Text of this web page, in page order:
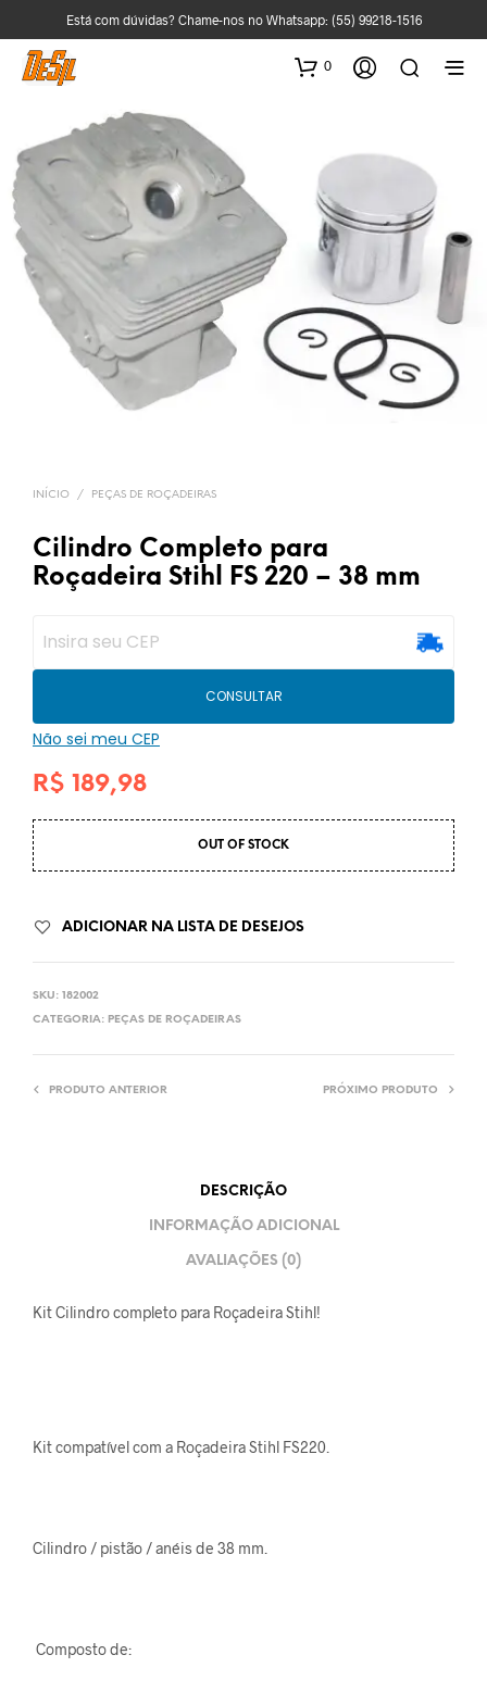
Está com dúvidas? Chame-nos no Whatsapp: (55) 99218-1516
0
INÍCIO / PEÇAS DE ROÇADEIRAS
Cilindro Completo para
Roçadeira Stihl FS 220 – 38 mm
CONSULTAR
Não sei meu CEP
R$ 189,98
OUT OF STOCK
ADICIONAR NA LISTA DE DESEJOS
SKU: 182002
CATEGORIA: PEÇAS DE ROÇADEIRAS
PRODUTO ANTERIOR PRÓXIMO PRODUTO
DESCRIÇÃO
INFORMAÇÃO ADICIONAL
AVALIAÇÕES (0)
Kit Cilindro completo para Roçadeira Stihl!
Kit compatível com a Roçadeira Stihl FS220.
Cilindro / pistão / anéis de 38 mm.
Composto de: